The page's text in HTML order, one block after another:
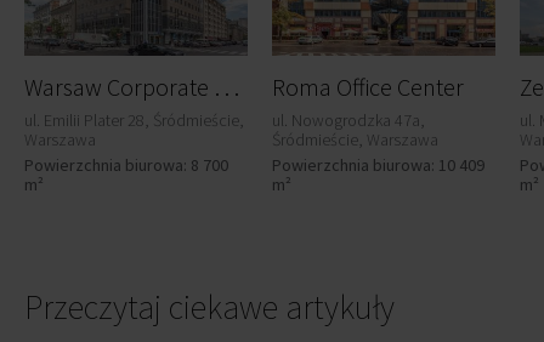
W
arsaw Corporate Center
ul. Emilii Plater 28, Śródmieście,
Warszawa
Powierzchnia biurowa: 8 700
m²
Roma Office Center
ul. Nowogrodzka 47a,
Śródmieście, Warszawa
Powierzchnia biurowa: 10 409
m²
ul.
m²
Przeczytaj ciekawe artykuły